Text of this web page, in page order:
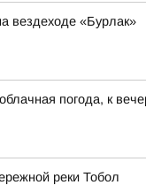
вездеходе «Бурлак»
погода, к
реки Тобол